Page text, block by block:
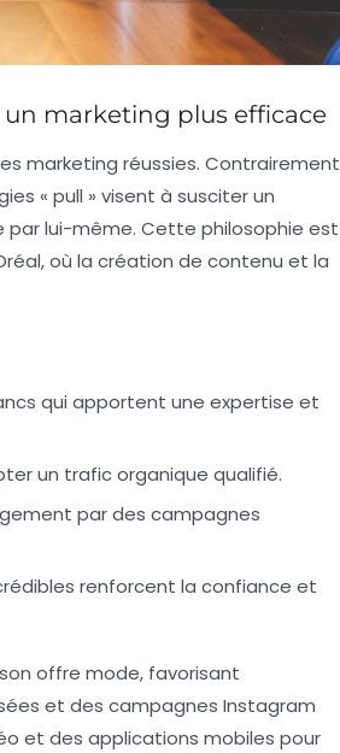
marketing plus efficace
marketing réussies. Contrairement
« pull » visent à susciter un
par lui-même. Cette philosophie est
où la création de contenu et la
qui apportent une expertise et
un trafic organique qualifié.
par des campagnes
renforcent la confiance et
offre mode, favorisant
et des campagnes Instagram
et des applications mobiles pour